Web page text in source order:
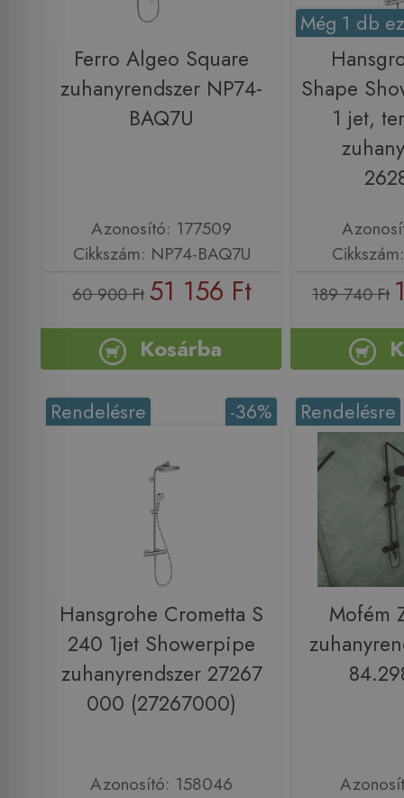
Ferro Algeo Square
zuhanyrendszer NP74-
BAQ7U
Azonosító: 177509
Cikkszám: NP74-BAQ7U
60 900 Ft 51 156 Ft
Kosárba
Még 1 db
Shape
1 jet,
189 740 Ft
-36%
Rendelésre
Hansgrohe Crometta S
240 1jet Showerpipe
zuhanyrendszer 27267
000 (27267000)
Azonosító: 158046
Rendelésre
Mofém